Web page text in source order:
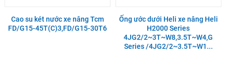
Cao su két nước xe nâng Tcm
FD/G15-45T(C)3,FD/G15-30T6
Ống ước dưới Heli xe nâng Heli
H2000 Series
4JG2/2~3T~W8,3.5T~W4,G
Series /4JG2/2~3.5T~W1...